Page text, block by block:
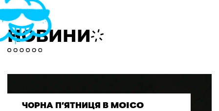
НОВИНИ
ЧОРНА П’ЯТНИЦЯ В MOICO